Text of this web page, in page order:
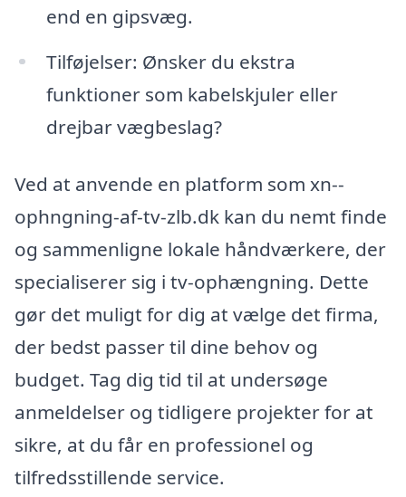
end en gipsvæg.
Tilføjelser: Ønsker du ekstra
funktioner som kabelskjuler eller
drejbar vægbeslag?
Ved at anvende en platform som xn--
ophngning-af-tv-zlb.dk kan du nemt finde
og sammenligne lokale håndværkere, der
specialiserer sig i tv-ophængning. Dette
gør det muligt for dig at vælge det firma,
der bedst passer til dine behov og
budget. Tag dig tid til at undersøge
anmeldelser og tidligere projekter for at
sikre, at du får en professionel og
tilfredsstillende service.